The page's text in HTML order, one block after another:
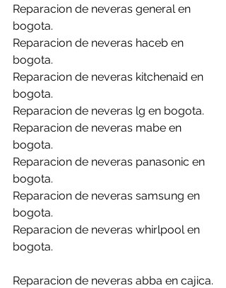
Reparacion de neveras general en
bogota.
Reparacion de neveras haceb en
bogota.
Reparacion de neveras kitchenaid en
bogota.
Reparacion de neveras lg en bogota.
Reparacion de neveras mabe en
bogota.
Reparacion de neveras panasonic en
bogota.
Reparacion de neveras samsung en
bogota.
Reparacion de neveras whirlpool en
bogota.
Reparacion de neveras abba en cajica.